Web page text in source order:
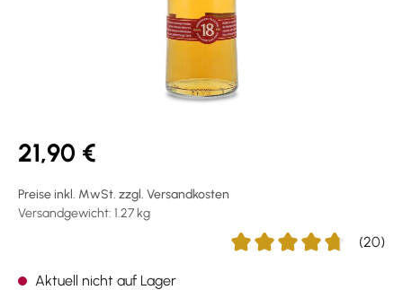
21,90 €
Preise inkl. MwSt. zzgl. Versandkosten
Versandgewicht: 1.27 kg
(20)
Aktuell nicht auf Lager